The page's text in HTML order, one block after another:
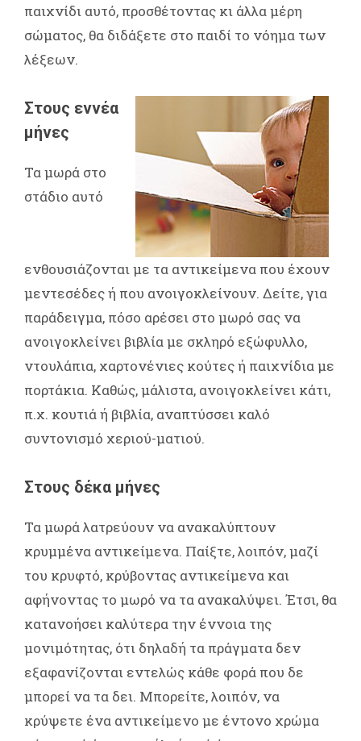
παιχνίδι αυτό, προσθέτοντας κι άλλα μέρη
σώματος, θα διδάξετε στο παιδί το νόημα των
λέξεων.
Στους εννέα
μήνες
Τα μωρά στο
στάδιο αυτό
ενθουσιάζονται με τα αντικείμενα που έχουν
μεντεσέδες ή που ανοιγοκλείνουν. Δείτε, για
παράδειγμα, πόσο αρέσει στο μωρό σας να
ανοιγοκλείνει βιβλία με σκληρό εξώφυλλο,
ντουλάπια, χαρτονένιες κούτες ή παιχνίδια με
πορτάκια. Καθώς, μάλιστα, ανοιγοκλείνει κάτι,
π.χ. κουτιά ή βιβλία, αναπτύσσει καλό
συντονισμό χεριού-ματιού.
Στους δέκα μήνες
Τα μωρά λατρεύουν να ανακαλύπτουν
κρυμμένα αντικείμενα. Παίξτε, λοιπόν, μαζί
του κρυφτό, κρύβοντας αντικείμενα και
αφήνοντας το μωρό να τα ανακαλύψει. Έτσι, θα
κατανοήσει καλύτερα την έννοια της
μονιμότητας, ότι δηλαδή τα πράγματα δεν
εξαφανίζονται εντελώς κάθε φορά που δε
μπορεί να τα δει. Μπορείτε, λοιπόν, να
κρύψετε ένα αντικείμενο με έντονο χρώμα